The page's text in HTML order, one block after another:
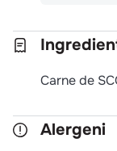
Carne de
Alergeni